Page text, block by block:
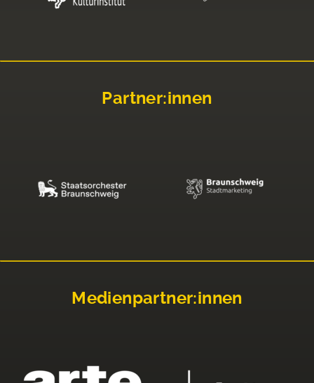
Partner:innen
Medienpartner:innen